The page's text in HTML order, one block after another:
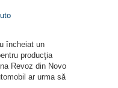
încheiat un
producţia
Revoz din Novo
ar urma să